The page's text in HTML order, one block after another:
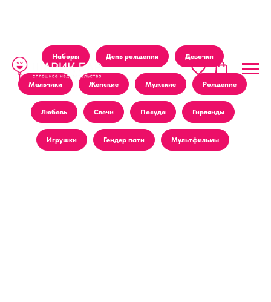
Наборы День рождения Девочки
Мальчики Женские Мужские Рождение
Любовь Свечи Посуда Гирлянды
Игрушки Гендер пати Мультфильмы